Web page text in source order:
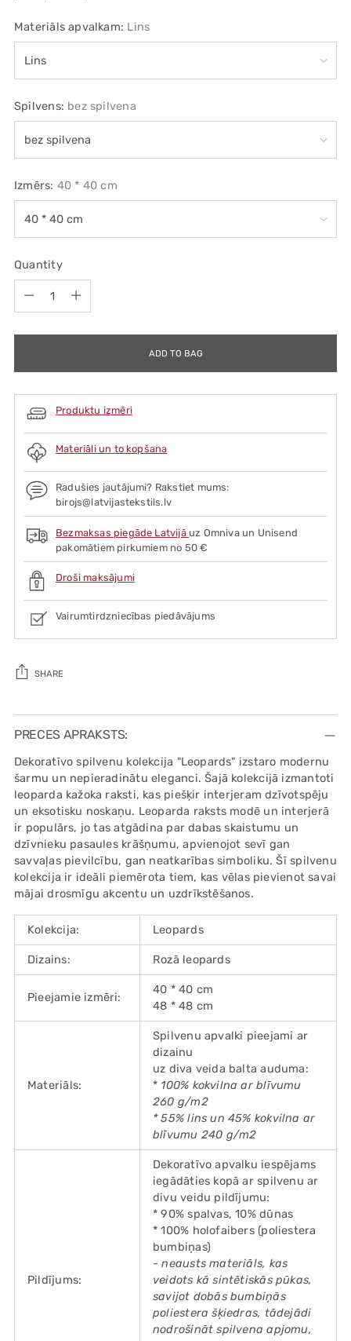
Materiāls apvalkam: Lins
Spilvens: bez spilvena
Izmērs: 40 * 40 cm
Quantity
ADD TO BAG
Produktu izmēri
Materiāli un to kopšana
Radušies jautājumi? Rakstiet mums:
birojs@latvijastekstils.lv
Bezmaksas piegāde Latvijā uz Omniva un Unisend
pakomātiem pirkumiem no 50 €
Droši maksājumi
Vairumtirdzniecības piedāvājums
SHARE
Adding
product
your
cart
PRECES APRAKSTS:
Dekoratīvo spilvenu kolekcija "Leopards" izstaro modernu
šarmu un nepieradinātu eleganci. Šajā kolekcijā izmantoti
leoparda kažoka raksti, kas piešķir interjeram dzīvotspēju
un eksotisku noskaņu. Leoparda raksts modē un interjerā
ir populārs, jo tas atgādina par dabas skaistumu un
dzīvnieku pasaules krāšņumu, apvienojot sevī gan
savvaļas pievilcību, gan neatkarības simboliku. Šī spilvenu
kolekcija ir ideāli piemērota tiem, kas vēlas pievienot savai
mājai drosmīgu akcentu un uzdrīkstēšanos.
Kolekcija: Leopards
Dizains: Rozā leopards
Pieejamie izmēri:
40 * 40 cm
48 * 48 cm
Materiāls:
Spilvenu apvalki pieejami ar
dizainu
uz diva veida balta auduma:
* 100% kokvilna ar blīvumu
260 g/m2
* 55% lins un 45% kokvilna ar
blīvumu 240 g/m2
Pildījums:
Dekoratīvo apvalku iespējams
iegādāties kopā ar spilvenu ar
divu veidu pildījumu:
* 90% spalvas, 10% dūnas
* 100% holofaibers (poliestera
bumbiņas)
- neausts materiāls, kas
veidots kā sintētiskās pūkas,
savijot dobās bumbiņās
poliestera šķiedras, tādejādi
nodrošināt spilvena apjomu,